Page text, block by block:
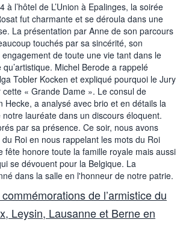
à l’hôtel de L’Union à Epalinges, la soirée
fut charmante et se déroula dans une
La présentation par Anne de son parcours
touchés par sa sincérité, son
de toute une vie tant dans le
Michel Berode a rappelé
Tobler Kocken et expliqué pourquoi le Jury
« Grande Dame ». Le consul de
Hecke, a analysé avec brio et en détails la
lauréate dans un discours éloquent.
par sa présence. Ce soir, nous avons
Roi en nous rappelant les mots du Roi
fête honore toute la famille royale mais aussi
se dévouent pour la Belgique. La
dans la salle en l'honneur de notre patrie.
de l’armistice du
Leysin, Lausanne et Berne en